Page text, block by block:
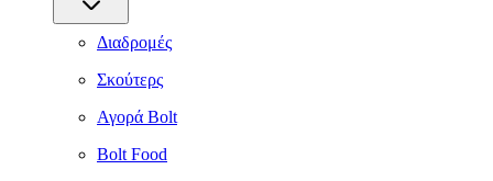
Διαδρομές
Σκούτερς
Αγορά Bolt
Bolt Food